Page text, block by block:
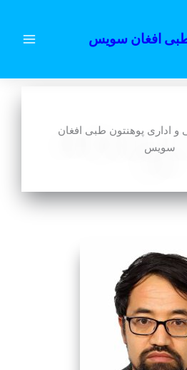
طبی افغان سویس
و اداری پوهنتون طبی افغان
سویس